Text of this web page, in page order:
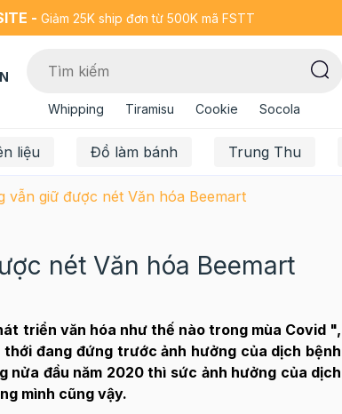
- Giảm 25K ship đơn từ 500K mã FSTT
Whipping Tiramisu Cookie Socola
liệu Đồ làm bánh Trung Thu
vẫn giữ được nét Văn hóa Beemart
nét Văn hóa Beemart
triển văn hóa như thế nào trong mùa Covid ",
đang đứng trước ảnh hưởng của dịch bệnh
nửa đầu năm 2020 thì sức ảnh hưởng của dịch
mình cũng vậy.